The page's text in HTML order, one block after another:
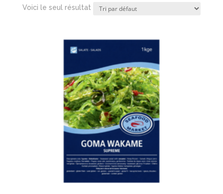
Voici le seul résultat